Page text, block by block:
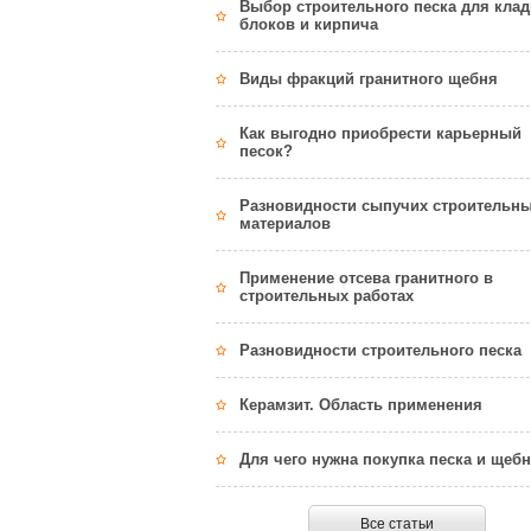
Выбор строительного песка для
блоков и кирпича
Виды фракций гранитного щебня
Как выгодно приобрести карьерный
песок?
Разновидности сыпучих
материалов
Применение отсева гранитного в
строительных работах
Разновидности строительного песка
Керамзит. Область применения
Для чего нужна покупка песка и
Все статьи